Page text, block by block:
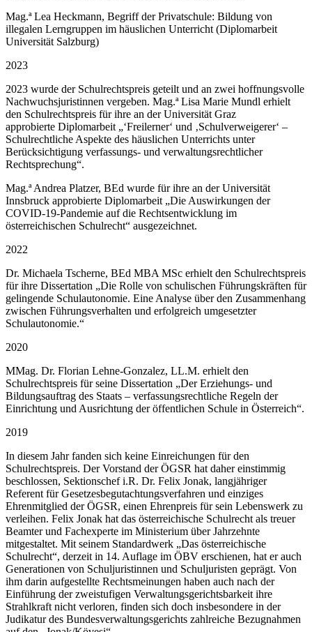
Mag.ª Lea Heckmann, Begriff der Privatschule: Bildung von
illegalen Lerngruppen im häuslichen Unterricht (Diplomarbeit
Universität Salzburg)
2023
2023 wurde der Schulrechtspreis geteilt und an zwei hoffnungsvolle
Nachwuchsjuristinnen vergeben. Mag.ª Lisa Marie Mundl erhielt
den Schulrechtspreis für ihre an der Universität Graz
approbierte Diplomarbeit „‘Freilerner‘ und ‚Schulverweigerer‘ –
Schulrechtliche Aspekte des häuslichen Unterrichts unter
Berücksichtigung verfassungs- und verwaltungsrechtlicher
Rechtsprechung“.
Mag.ª Andrea Platzer, BEd wurde für ihre an der Universität
Innsbruck approbierte Diplomarbeit „Die Auswirkungen der
COVID-19-Pandemie auf die Rechtsentwicklung im
österreichischen Schulrecht“ ausgezeichnet.
2022
Dr. Michaela Tscherne, BEd MBA MSc erhielt den Schulrechtspreis
für ihre Dissertation „Die Rolle von schulischen Führungskräften für
gelingende Schulautonomie. Eine Analyse über den Zusammenhang
zwischen Führungsverhalten und erfolgreich umgesetzter
Schulautonomie.“
2020
MMag. Dr. Florian Lehne-Gonzalez, LL.M. erhielt den
Schulrechtspreis für seine Dissertation „Der Erziehungs- und
Bildungsauftrag des Staats – verfassungsrechtliche Regeln der
Einrichtung und Ausrichtung der öffentlichen Schule in Österreich“.
2019
In diesem Jahr fanden sich keine Einreichungen für den
Schulrechtspreis. Der Vorstand der ÖGSR hat daher einstimmig
beschlossen, Sektionschef i.R. Dr. Felix Jonak, langjähriger
Referent für Gesetzesbegutachtungsverfahren und einziges
Ehrenmitglied der ÖGSR, einen Ehrenpreis für sein Lebenswerk zu
verleihen. Felix Jonak hat das österreichische Schulrecht als treuer
Beamter und Fachexperte im Ministerium über Jahrzehnte
mitgestaltet. Mit seinem Standardwerk „Das österreichische
Schulrecht“, derzeit in 14. Auflage im ÖBV erschienen, hat er auch
Generationen von Schuljuristinnen und Schuljuristen geprägt. Von
ihm darin aufgestellte Rechtsmeinungen haben auch nach der
Einführung der zweistufigen Verwaltungsgerichtsbarkeit ihre
Strahlkraft nicht verloren, finden sich doch insbesondere in der
Judikatur des Bundesverwaltungsgerichts zahlreiche Bezugnahmen